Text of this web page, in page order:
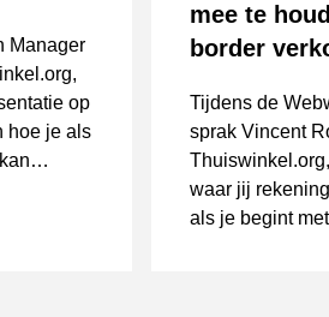
Manager
op
hoe je als
mee te
border
Tijdens de
sprak Vincent
waar jij
als je begint